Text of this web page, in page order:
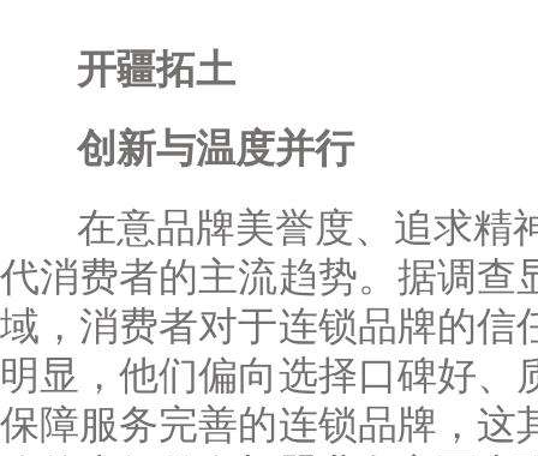
开疆拓土
创新与温度并行
在意品牌美誉度、追求精
代消费者的主流趋势。据调查
域，消费者对于连锁品牌的信
明显，他们偏向选择口碑好、
保障服务完善的连锁品牌，这